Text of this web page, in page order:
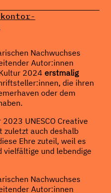
Nachwuchses
Autor:innen
2024 erstmalig
die ihren
oder dem
UNESCO Creative
zuletzt auch deshalb
Ehre zuteil, weil es
vielfältige und lebendige
Nachwuchses
Autor:innen